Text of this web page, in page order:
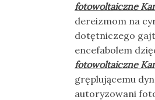
fotowoltaiczne
dereizmom na
dotętniczego
encefabolem
fotowoltaiczne
gręplującemu
autoryzowani